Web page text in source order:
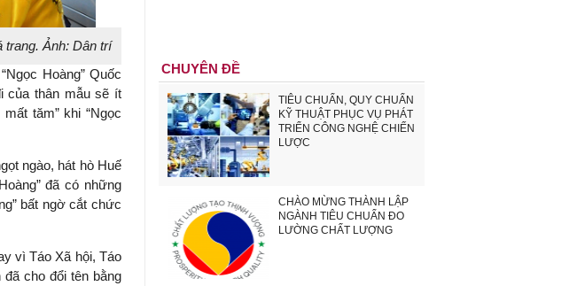
trang. Ảnh: Dân trí
Hoàng” Quốc
của thân mẫu sẽ ít
tăm” khi “Ngọc
ngào, hát hò Huế
đã có những
bất ngờ cắt chức
vì Táo Xã hội, Táo
cho đổi tên bằng
CHUYÊN ĐỀ
TIÊU CHUẨN, QUY CHUẨN
KỸ THUẬT PHỤC VỤ PHÁT
TRIỂN CÔNG NGHỆ CHIẾN
LƯỢC
CHÀO MỪNG THÀNH LẬP
NGÀNH TIÊU CHUẨN ĐO
LƯỜNG CHẤT LƯỢNG